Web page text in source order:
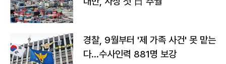
경찰, 9월부터 '제 가족 사건' 못 맡는
다…수사인력 881명 보강